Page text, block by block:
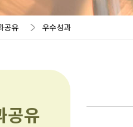
공유 우수성과
공유